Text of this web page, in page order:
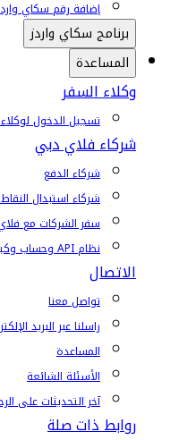
إضافة رقم سكاي
برنامج سكاي واردز
المساعدة
وكلاء السفر
تسجيل الدخول
شركاء فلاي دبي
شركاء الدفع
شركاء استبدال
سفر الشركات مع
نظام API وحساب وكيل سفر جديد
الاتصال
تواصل معنا
راسلنا عبر البريد
المساعدة
الأسئلة الشائعة
آخر التحديثات على
روابط ذات صلة